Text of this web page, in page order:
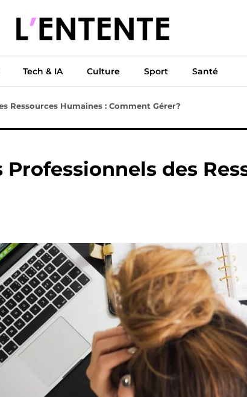
Climat & Transitions Tech & IA
Tech & IA Culture Sport Santé
Ressources Humaines : Comment Gérer?
des